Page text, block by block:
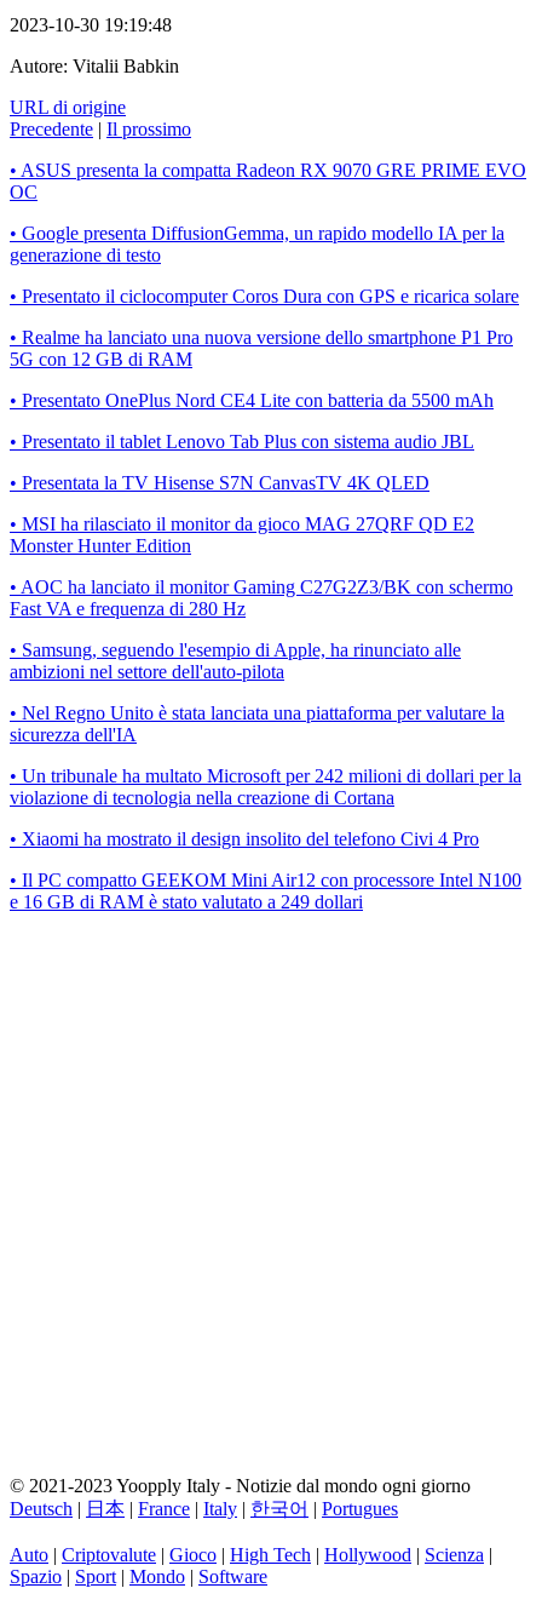
2023-10-30 19:19:48
Autore: Vitalii Babkin
URL di origine
Precedente | Il prossimo
• ASUS presenta la compatta Radeon RX 9070 GRE PRIME EVO
OC
• Google presenta DiffusionGemma, un rapido modello IA per la
generazione di testo
• Presentato il ciclocomputer Coros Dura con GPS e ricarica solare
• Realme ha lanciato una nuova versione dello smartphone P1 Pro
5G con 12 GB di RAM
• Presentato OnePlus Nord CE4 Lite con batteria da 5500 mAh
• Presentato il tablet Lenovo Tab Plus con sistema audio JBL
• Presentata la TV Hisense S7N CanvasTV 4K QLED
• MSI ha rilasciato il monitor da gioco MAG 27QRF QD E2
Monster Hunter Edition
• AOC ha lanciato il monitor Gaming C27G2Z3/BK con schermo
Fast VA e frequenza di 280 Hz
• Samsung, seguendo l'esempio di Apple, ha rinunciato alle
ambizioni nel settore dell'auto-pilota
• Nel Regno Unito è stata lanciata una piattaforma per valutare la
sicurezza dell'IA
• Un tribunale ha multato Microsoft per 242 milioni di dollari per la
violazione di tecnologia nella creazione di Cortana
• Xiaomi ha mostrato il design insolito del telefono Civi 4 Pro
• Il PC compatto GEEKOM Mini Air12 con processore Intel N100
e 16 GB di RAM è stato valutato a 249 dollari
© 2021-2023 Yoopply Italy - Notizie dal mondo ogni giorno
Deutsch | 日本 | France | Italy | 한국어 | Portugues
Auto | Criptovalute | Gioco | High Tech | Hollywood | Scienza |
Spazio | Sport | Mondo | Software